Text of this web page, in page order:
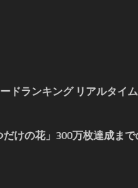
ドランキング リアルタイ
だけの花」300万枚達成まで